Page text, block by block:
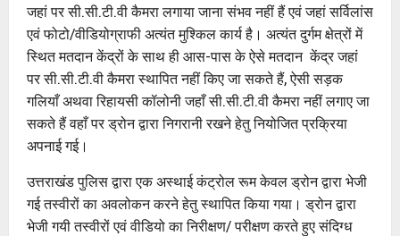
जहां पर सी.सी.टी.वी कैमरा लगाया जाना संभव नहीं हैं एवं जहां सर्विलांस
एवं फोटो/वीडियोग्राफी अत्यंत मुश्किल कार्य है। अत्यंत दुर्गम क्षेत्रों में
स्थित मतदान केंद्रों के साथ ही आस-पास के ऐसे मतदान केंद्र जहां
पर सी.सी.टी.वी कैमरा स्थापित नहीं किए जा सकते हैं, ऐसी सड़क
गलियाँ अथवा रिहायसी कॉलोनी जहाँ सी.सी.टी.वी कैमरा नहीं लगाए जा
सकते हैं वहाँ पर ड्रोन द्वारा निगरानी रखने हेतु नियोजित प्रक्रिया
अपनाई गई।
उत्तराखंड पुलिस द्वारा एक अस्थाई कंट्रोल रूम केवल ड्रोन द्वारा भेजी
गई तस्वीरों का अवलोकन करने हेतु स्थापित किया गया। ड्रोन द्वारा
भेजी गयी तस्वीरों एवं वीडियो का निरीक्षण/ परीक्षण करते हुए संदिग्ध